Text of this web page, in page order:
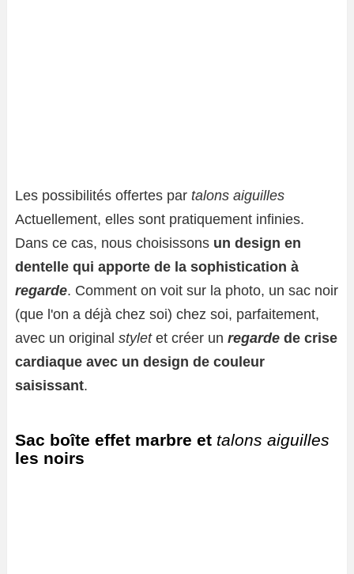
Les possibilités offertes par talons aiguilles
Actuellement, elles sont pratiquement infinies.
Dans ce cas, nous choisissons un design en
dentelle qui apporte de la sophistication à
regarde. Comment on voit sur la photo, un sac noir
(que l'on a déjà chez soi) chez soi, parfaitement,
avec un original styletet créer un regarde de crise
cardiaque avec un design de couleur
saisissant.
Sac boîte effet marbre et talons aiguilles
les noirs